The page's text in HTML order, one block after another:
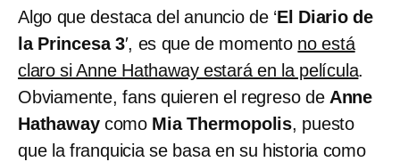
Algo que destaca del anuncio de ‘El Diario de
la Princesa 3′, es que de momento no está
claro si Anne Hathaway estará en la película.
Obviamente, fans quieren el regreso de Anne
Hathawaycomo Mia Thermopolis, puesto
que la franquicia se basa en su historia como